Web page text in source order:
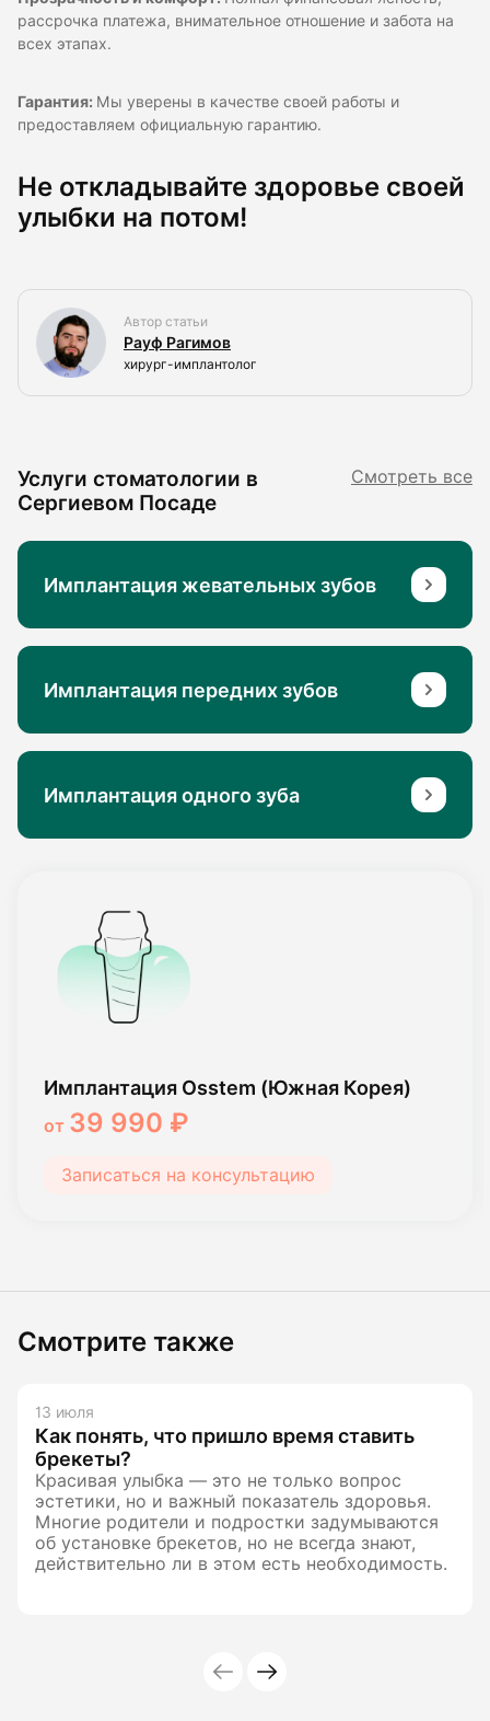
рассрочка платежа, внимательное отношение и забота на
всех этапах.
Гарантия: Мы уверены в качестве своей работы и
предоставляем официальную гарантию.
Не откладывайте здоровье своей
улыбки на потом!
Автор статьи
Рауф Рагимов
хирург-имплантолог
Услуги стоматологии в
Сергиевом Посаде
Смотреть все
Имплантация жевательных зубов
Имплантация передних зубов
Имплантация одного зуба
Имплантация Osstem (Южная Корея)
от 39 990 ₽
Записаться на консультацию
Смотрите также
13 июля
Как понять, что пришло время ставить
брекеты?
Красивая улыбка — это не только вопрос
эстетики, но и важный показатель здоровья.
Многие родители и подростки задумываются
об установке брекетов, но не всегда знают,
действительно ли в этом есть необходимость.